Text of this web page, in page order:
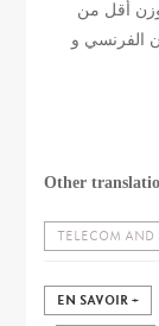
وزن أقل من
الفرنسي و
Other
TELECOM AND
EN SAVOIR +